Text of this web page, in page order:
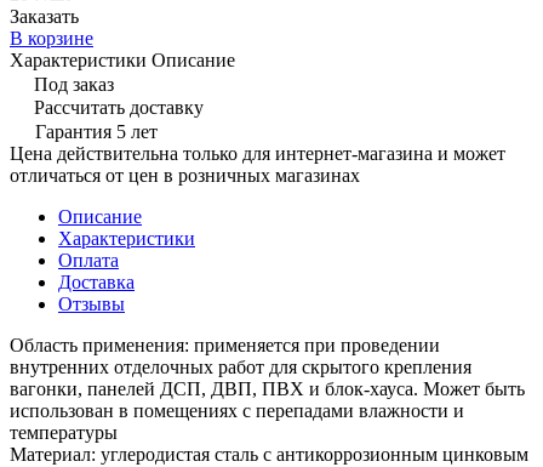
Заказать
В корзине
Характеристики Описание
Под заказ
Рассчитать доставку
Гарантия 5 лет
Цена действительна только для интернет-магазина и может
отличаться от цен в розничных магазинах
Описание
Характеристики
Оплата
Доставка
Отзывы
Область применения: применяется при проведении
внутренних отделочных работ для скрытого крепления
вагонки, панелей ДСП, ДВП, ПВХ и блок-хауса. Может быть
использован в помещениях с перепадами влажности и
температуры
Материал: углеродистая сталь с антикоррозионным цинковым